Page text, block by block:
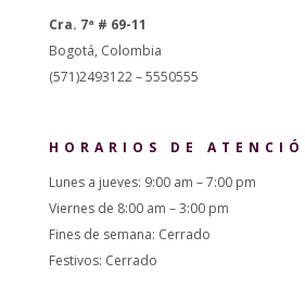
Cra. 7ª # 69-11
Bogotá, Colombia
(571)2493122 – 5550555
HORARIOS DE
Lunes a jueves: 9:00 am – 7:00 pm
Viernes de 8:00 am – 3:00 pm
Fines de semana: Cerrado
Festivos: Cerrado